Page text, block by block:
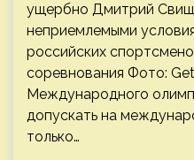
ущербно Дмитрий
неприемлемыми
российских
соревнования Фото:
Международного
допускать на
только…